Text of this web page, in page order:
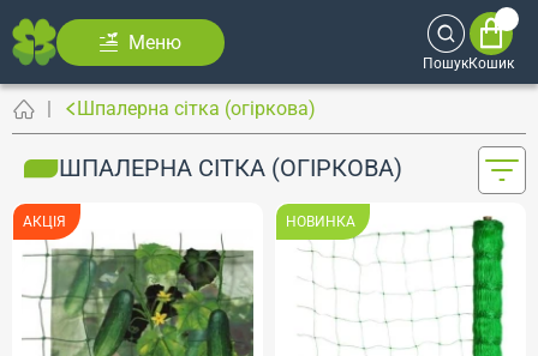
Меню
ПошукКошик
Шпалерна сітка (огіркова)
ШПАЛЕРНА СІТКА (ОГІРКОВА)
АКЦІЯ НОВИНКА